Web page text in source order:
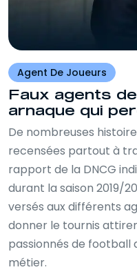
Agent De Joueurs
Faux agents
arnaque qui
De nombreuses
recensées partout à
rapport de la DNCG
durant la saison 2019/
versés aux différents
donner le tournis
passionnés de football
métier.